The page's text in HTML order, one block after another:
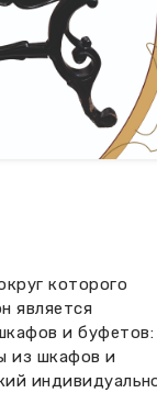
которого
является
и буфетов:
из шкафов и